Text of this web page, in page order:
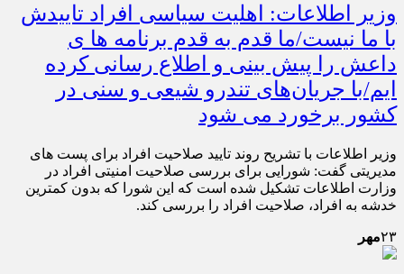
وزیر اطلاعات: اهلیت سیاسی افراد تاییدش
با ما نیست/ما قدم به قدم برنامه ها ی
داعش را پیش بینی و اطلاع رسانی کرده
ایم/با جریان‌های تندرو شیعی و سنی در
کشور برخورد می شود
وزیر اطلاعات با تشریح روند تایید صلاحیت افراد برای پست های
مدیریتی گفت: شورایی برای بررسی صلاحیت امنیتی افراد در
وزارت اطلاعات تشکیل شده است که این شورا که بدون کمترین
خدشه به افراد، صلاحیت افراد را بررسی کند.
۲۳مهر